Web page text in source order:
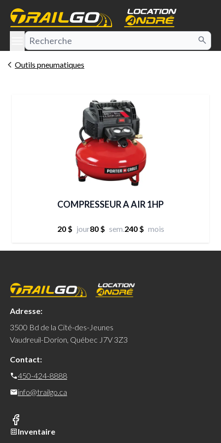
menu
Outils pneumatiques
COMPRESSEUR A AIR 1HP
20 $ jour80 $ sem.240 $ mois
Adresse:
3500 Bd de la Cité-des-Jeunes
Vaudreuil-Dorion, Québec J7V 3Z3
Contact:
450-424-8888
info@trailgo.ca
Inventaire